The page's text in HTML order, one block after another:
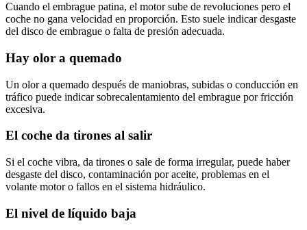
Cuando el embrague patina, el motor sube de revoluciones pero el
coche no gana velocidad en proporción. Esto suele indicar desgaste
del disco de embrague o falta de presión adecuada.
Hay olor a quemado
Un olor a quemado después de maniobras, subidas o conducción en
tráfico puede indicar sobrecalentamiento del embrague por fricción
excesiva.
El coche da tirones al salir
Si el coche vibra, da tirones o sale de forma irregular, puede haber
desgaste del disco, contaminación por aceite, problemas en el
volante motor o fallos en el sistema hidráulico.
El nivel de líquido baja